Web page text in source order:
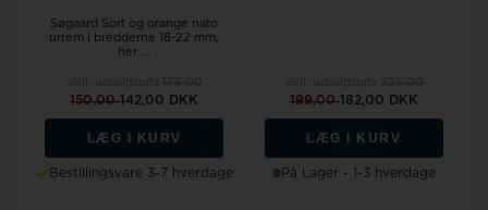
Søgaard Sort og orange nato
urrem i bredderne 18-22 mm,
her ...
150,00142,00 DKK
LÆG I KURV
Bestillingsvare 3-7 hverdage
199,00182,00 DKK
LÆG I KURV
På Lager - 1-3 hverdage